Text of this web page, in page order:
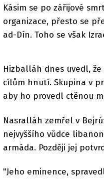
Kásim se po zářijové
organizace, přesto se
ad-Dín. Toho se však
Hizballáh dnes uvedl,
cílům hnutí. Skupina v
aby ho provedl ctěnou
Nasralláh zemřel v
nejvyššího vůdce
armáda. Později jej
"Jeho eminence,